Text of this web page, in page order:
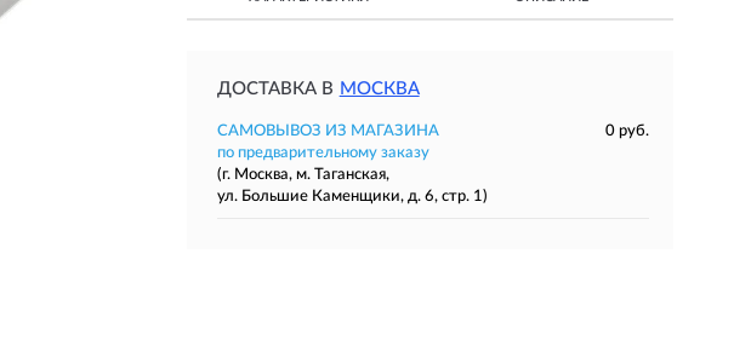
ДОСТАВКА В МОСКВА
САМОВЫВОЗ ИЗ МАГАЗИНА
0 руб.
по предварительному заказу
(г. Москва, м. Таганская,
ул. Большие Каменщики, д. 6, стр. 1)